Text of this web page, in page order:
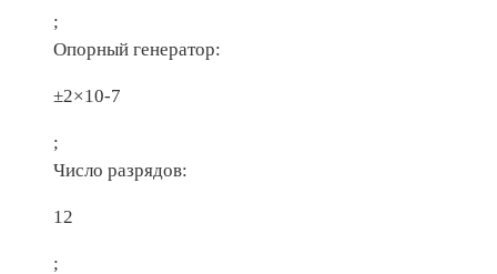
;
Опорный генератор:
±2×10-7
;
Число разрядов:
12
;